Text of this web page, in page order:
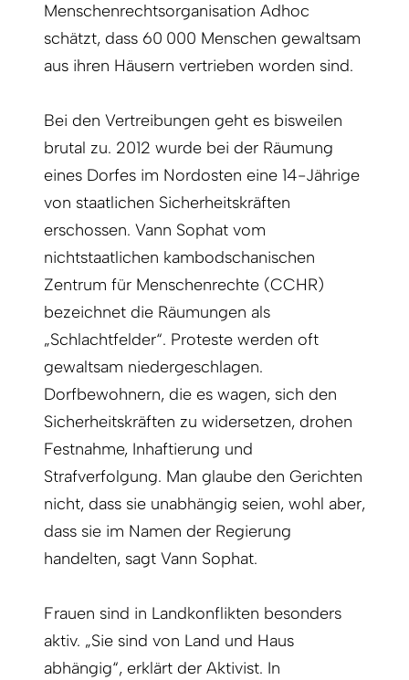
Menschenrechtsorganisation Adhoc
schätzt, dass 60 000 Menschen gewaltsam
aus ihren Häusern vertrieben worden sind.
Bei den Vertreibungen geht es bisweilen
brutal zu. 2012 wurde bei der Räumung
eines Dorfes im Nordosten eine 14-Jährige
von staatlichen Sicherheitskräften
erschossen. Vann Sophat vom
nichtstaatlichen kambodschanischen
Zentrum für Menschenrechte (CCHR)
bezeichnet die Räumungen als
„Schlachtfelder“. Proteste werden oft
gewaltsam niedergeschlagen.
Dorfbewohnern, die es wagen, sich den
Sicherheitskräften zu widersetzen, drohen
Festnahme, Inhaftierung und
Strafverfolgung. Man glaube den Gerichten
nicht, dass sie unabhängig seien, wohl aber,
dass sie im Namen der Regierung
handelten, sagt Vann Sophat.
Frauen sind in Landkonflikten besonders
aktiv. „Sie sind von Land und Haus
abhängig“, erklärt der Aktivist. In